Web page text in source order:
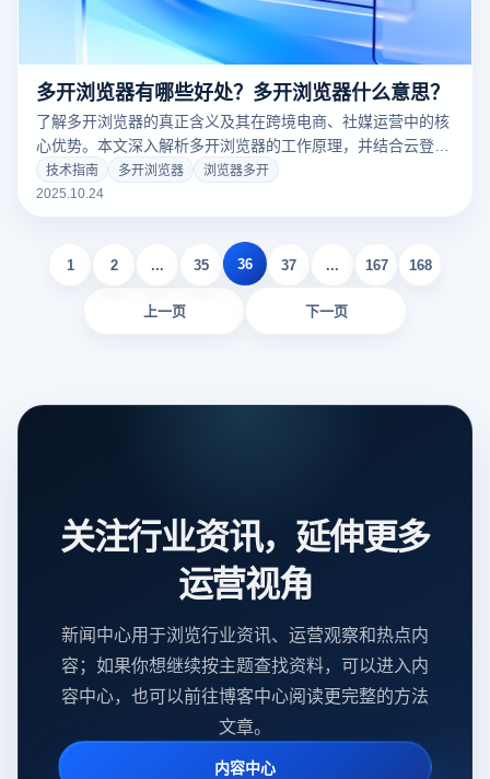
多开浏览器有哪些好处？多开浏览器什么意思？
了解多开浏览器的真正含义及其在跨境电商、社媒运营中的核
心优势。本文深入解析多开浏览器的工作原理，并结合云登指
纹浏览器的独特功能，揭示如何通过多账号安全管理系统提升
运营效率，实现业务规模化增长。
技术指南 多开浏览器
浏览器多开
2025.10.24
上一页
1 2 ... 35 36 37 ... 167 168
下一页
关注行业资讯，延伸更多
运营视角
新闻中心用于浏览行业资讯、运营观察和热点内
容；如果你想继续按主题查找资料，可以进入内
容中心，也可以前往博客中心阅读更完整的方法
文章。
内容中心